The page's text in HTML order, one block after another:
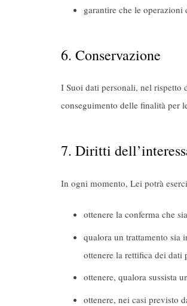
garantire che le
6. Conservazione
I Suoi dati personali, nel rispetto
conseguimento delle finalità per
7. Diritti
In ogni momento, Lei potrà
ottenere la conferma che
qualora un trattamento sia
ottenere la rettifica dei dati
ottenere, qualora sussista
ottenere, nei casi previsto